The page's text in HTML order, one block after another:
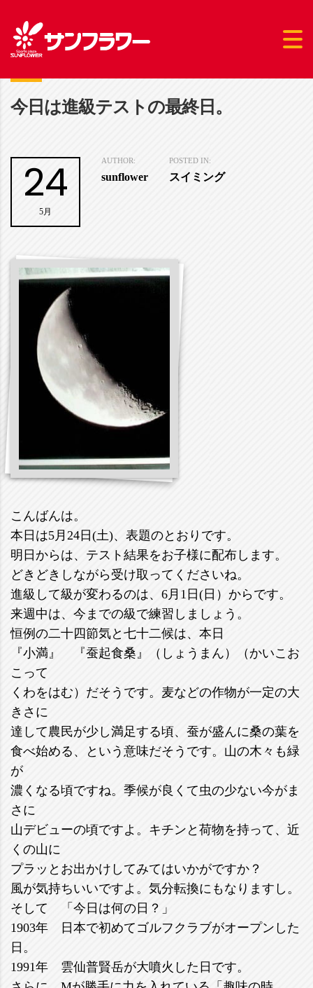
今日は進級テストの最終日。
24
5月
AUTHOR:
sunflower
POSTED IN:
スイミング
こんばんは。
本日は5月24日(土)、表題のとおりです。
明日からは、テスト結果をお子様に配布します。
どきどきしながら受け取ってくださいね。
進級して級が変わるのは、6月1日(日）からです。
来週中は、今までの級で練習しましょう。
恒例の二十四節気と七十二候は、本日
『小満』 『蚕起食桑』（しょうまん）（かいこお
こって
くわをはむ）だそうです。麦などの作物が一定の大
きさに
達して農民が少し満足する頃、蚕が盛んに桑の葉を
食べ始める、という意味だそうです。山の木々も緑
が
濃くなる頃ですね。季候が良くて虫の少ない今がま
さに
山デビューの頃ですよ。キチンと荷物を持って、近
くの山に
プラッとお出かけしてみてはいかがですか？
風が気持ちいいですよ。気分転換にもなりますし。
そして 「今日は何の日？」
1903年 日本で初めてゴルフクラブがオープンした
日。
1991年 雲仙普賢岳が大噴火した日です。